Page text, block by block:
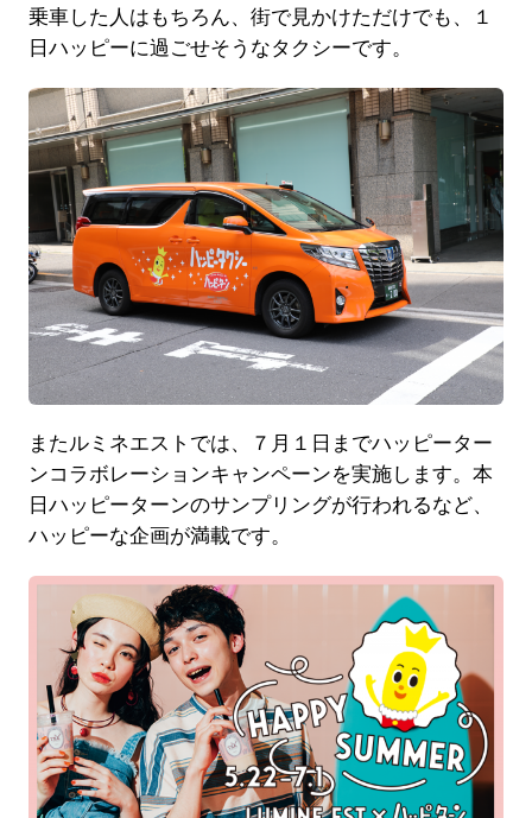
乗車した人はもちろん、街で見かけただけでも、１
日ハッピーに過ごせそうなタクシーです。
またルミネエストでは、７月１日までハッピーター
ンコラボレーションキャンペーンを実施します。本
日ハッピーターンのサンプリングが行われるなど、
ハッピーな企画が満載です。